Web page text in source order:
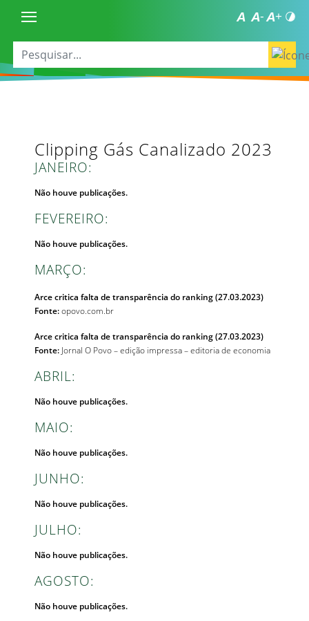
Clipping Gás Canalizado 2023
JANEIRO:
Não houve publicações.
FEVEREIRO:
Não houve publicações.
MARÇO:
Arce critica falta de transparência do ranking (27.03.2023)
Fonte:opovo.com.br
Arce critica falta de transparência do ranking (27.03.2023)
Fonte: Jornal O Povo – edição impressa – editoria de economia
ABRIL:
Não houve publicações.
MAIO:
Não houve publicações.
JUNHO:
Não houve publicações.
JULHO:
Não houve publicações.
AGOSTO:
Não houve publicações.